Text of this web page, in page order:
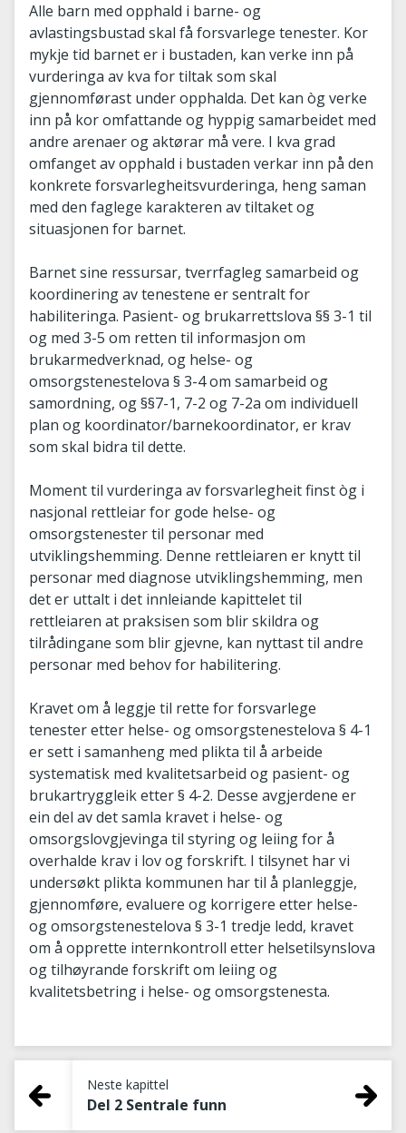
Alle barn med opphald i barne- og
avlastingsbustad skal få forsvarlege tenester. Kor
mykje tid barnet er i bustaden, kan verke inn på
vurderinga av kva for tiltak som skal
gjennomførast under opphalda. Det kan òg verke
inn på kor omfattande og hyppig samarbeidet med
andre arenaer og aktørar må vere. I kva grad
omfanget av opphald i bustaden verkar inn på den
konkrete forsvarlegheitsvurderinga, heng saman
med den faglege karakteren av tiltaket og
situasjonen for barnet.
Barnet sine ressursar, tverrfagleg samarbeid og
koordinering av tenestene er sentralt for
habiliteringa. Pasient- og brukarrettslova §§ 3-1 til
og med 3-5 om retten til informasjon om
brukarmedverknad, og helse- og
omsorgstenestelova § 3-4 om samarbeid og
samordning, og §§7-1, 7-2 og 7-2a om individuell
plan og koordinator/barnekoordinator, er krav
som skal bidra til dette.
Moment til vurderinga av forsvarlegheit finst òg i
nasjonal rettleiar for gode helse- og
omsorgstenester til personar med
utviklingshemming. Denne rettleiaren er knytt til
personar med diagnose utviklingshemming, men
det er uttalt i det innleiande kapittelet til
rettleiaren at praksisen som blir skildra og
tilrådingane som blir gjevne, kan nyttast til andre
personar med behov for habilitering.
Kravet om å leggje til rette for forsvarlege
tenester etter helse- og omsorgstenestelova § 4-1
er sett i samanheng med plikta til å arbeide
systematisk med kvalitetsarbeid og pasient- og
brukartryggleik etter § 4-2. Desse avgjerdene er
ein del av det samla kravet i helse- og
omsorgslovgjevinga til styring og leiing for å
overhalde krav i lov og forskrift. I tilsynet har vi
undersøkt plikta kommunen har til å planleggje,
gjennomføre, evaluere og korrigere etter helse-
og omsorgstenestelova § 3-1 tredje ledd, kravet
om å opprette internkontroll etter helsetilsynslova
og tilhøyrande forskrift om leiing og
kvalitetsbetring i helse- og omsorgstenesta.
Neste kapittel
Del 2 Sentrale funn